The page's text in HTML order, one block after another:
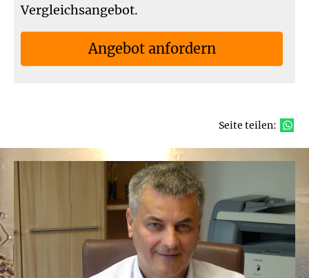
Vergleichsangebot.
An­ge­bot an­for­dern
Seite teilen: